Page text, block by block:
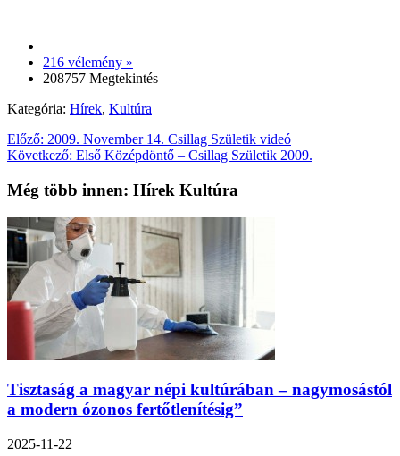
216 vélemény »
208757 Megtekintés
Kategória: Hírek, Kultúra
Előző: 2009. November 14. Csillag Születik videó
Következő: Első Középdöntő – Csillag Születik 2009.
Még több innen: Hírek Kultúra
Tisztaság a magyar népi kultúrában – nagymosástól
a modern ózonos fertőtlenítésig”
2025-11-22